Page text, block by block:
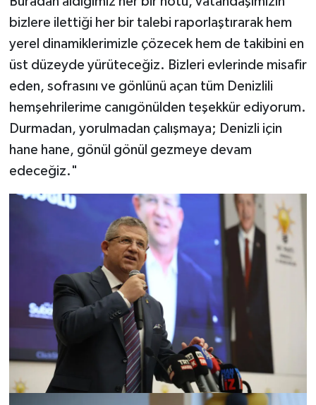
bizlere ilettiği her bir talebi raporlaştırarak hem
yerel dinamiklerimizle çözecek hem de takibini en
üst düzeyde yürüteceğiz. Bizleri evlerinde misafir
eden, sofrasını ve gönlünü açan tüm Denizlili
hemşehrilerime canıgönülden teşekkür ediyorum.
Durmadan, yorulmadan çalışmaya; Denizli için
hane hane, gönül gönül gezmeye devam
edeceğiz."